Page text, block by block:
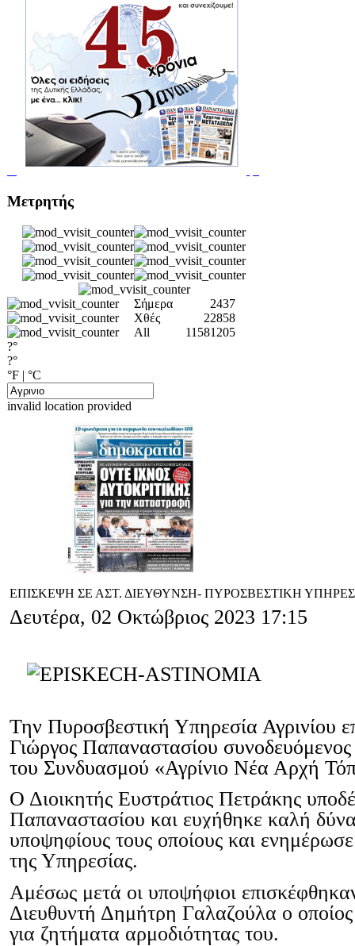
Μετρητής
Σήμερα
2437
Χθές
22858
All
11581205
?°
?°
°F | °C
invalid location provided
ΕΠΙΣΚΕΨΗ ΣΕ ΑΣΤ. ΔΙΕΥΘΥΝΣΗ- ΠΥΡΟΣΒΕΣΤΙΚΗ
Δευτέρα, 02 Οκτώβριος 2023 17:15
Την Πυροσβεστική Υπηρεσία Αγρινίου
Γιώργος Παπαναστασίου
του Συνδυασμού «Αγρίνιο Νέα Αρχή
Ο Διοικητής Ευστράτιος Πετράκης
Παπαναστασίου και ευχήθηκε καλή
υποψηφίους τους οποίους και ενημέρωσε
της Υπηρεσίας.
Αμέσως μετά οι υποψήφιοι
Διευθυντή Δημήτρη Γαλαζούλα ο
για ζητήματα αρμοδιότητας του.